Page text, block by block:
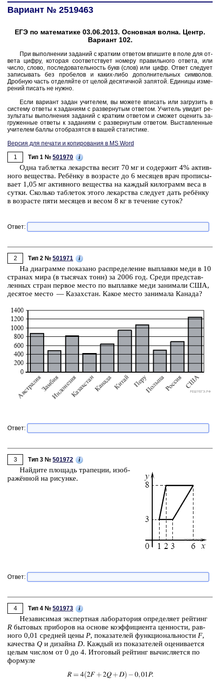
Вариант № 2519463
ЕГЭ по математике 03.06.2013. Основная волна. Центр.
Вариант 102.
При вы­пол­не­нии за­да­ний с крат­ким от­ве­том впи­ши­те в поле для от­
ве­та цифру, ко­то­рая со­от­вет­ству­ет но­ме­ру пра­виль­но­го от­ве­та, или
число, слово, по­сле­до­ва­тель­ность букв (слов) или цифр. Ответ сле­ду­ет
за­пи­сы­вать без про­бе­лов и каких-либо до­пол­ни­тель­ных сим­во­лов.
Дроб­ную часть от­де­ляй­те от целой де­ся­тич­ной за­пя­той. Еди­ни­цы из­ме­
ре­ний пи­сать не нужно.
Если ва­ри­ант задан учи­те­лем, вы мо­же­те впи­сать или за­гру­зить в
си­сте­му от­ве­ты к за­да­ни­ям с раз­вер­ну­тым от­ве­том. Учи­тель уви­дит ре­
зуль­та­ты вы­пол­не­ния за­да­ний с крат­ким от­ве­том и смо­жет оце­нить за­
гру­жен­ные от­ве­ты к за­да­ни­ям с раз­вер­ну­тым от­ве­том. Вы­став­лен­ные
учи­те­лем баллы отоб­ра­зят­ся в вашей ста­ти­сти­ке.
Версия для печати и копирования в MS Word
1
Тип 1 № 501970 i
Одна таб­лет­ка ле­кар­ства весит 70 мг и со­дер­жит 4% ак­тив­
но­го ве­ще­ства. Ребёнку в воз­расте до 6 ме­ся­цев врач про­пи­сы­
ва­ет 1,05 мг ак­тив­но­го ве­ще­ства на каж­дый ки­ло­грамм веса в
сутки. Сколь­ко таб­ле­ток этого ле­кар­ства сле­ду­ет дать ребёнку
в воз­расте пяти ме­ся­цев и весом 8 кг в те­че­ние суток?
Ответ:
2 Тип 2 № 501971 i
На диа­грам­ме по­ка­за­но рас­пре­де­ле­ние вы­плав­ки меди в 10
стра­нах мира (в ты­ся­чах тонн) за 2006 год. Среди пред­став­
лен­ных стран пер­вое место по вы­плав­ке меди за­ни­ма­ли США,
де­ся­тое место — Ка­зах­стан. Какое место за­ни­ма­ла Ка­на­да?
Ответ:
3 Тип 3 № 501972 i
Най­ди­те пло­щадь тра­пе­ции, изоб­
ражённой на ри­сун­ке.
Ответ:
4 Тип 4 № 501973 i
Не­за­ви­си­мая экс­перт­ная ла­бо­ра­то­рия опре­де­ля­ет рей­тинг
R бы­то­вых при­бо­ров на ос­но­ве ко­эф­фи­ци­ен­та цен­но­сти, рав­
но­го 0,01 сред­ней цены P, по­ка­за­те­лей функ­ци­о­наль­но­сти F,
ка­че­ства Q и ди­зай­на D. Каж­дый из по­ка­за­те­лей оце­ни­ва­ет­ся
целым чис­лом от 0 до 4. Ито­го­вый рей­тинг вы­чис­ля­ет­ся по
фор­му­ле